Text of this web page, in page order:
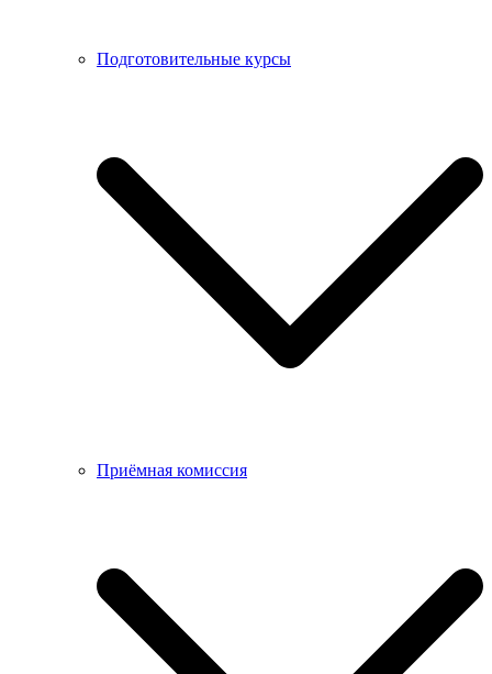
Подготовительные курсы
Приёмная комиссия